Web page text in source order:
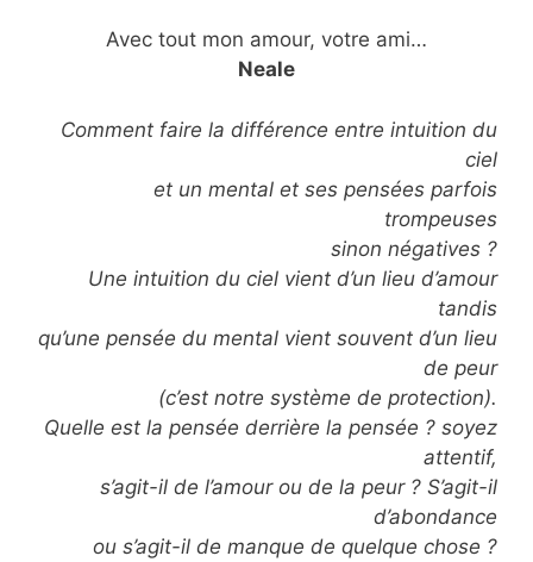
Avec tout mon amour, votre ami…
Neale
Comment faire la différence entre intuition du
ciel
et un mental et ses pensées parfois
trompeuses
sinon négatives ?
Une intuition du ciel vient d’un lieu d’amour
tandis
qu’une pensée du mental vient souvent d’un lieu
de peur
(c’est notre système de protection).
Quelle est la pensée derrière la pensée ? soyez
attentif,
s’agit-il de l’amour ou de la peur ? S’agit-il
d’abondance
ou s’agit-il de manque de quelque chose ?